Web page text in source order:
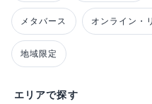
メタバース オンライン・
地域限定
エリアで探す